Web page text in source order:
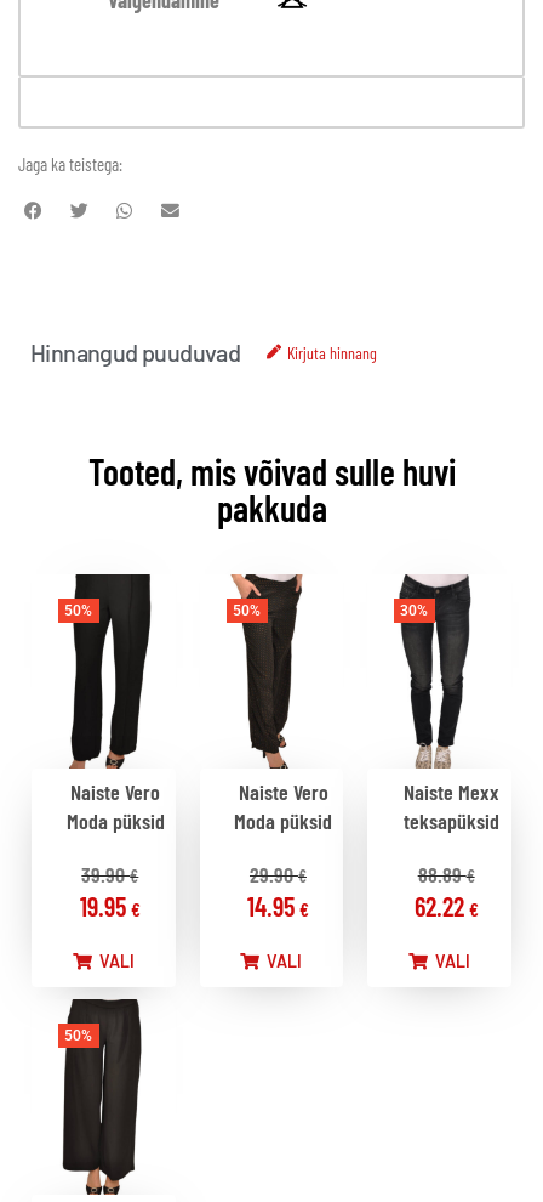
Jaga ka teistega:
Hinnangud puuduvad Kirjuta hinnang
Tooted, mis võivad sulle huvi
pakkuda
50%
Naiste Vero
Moda püksid
39.90€
19.95 €
VALI
50%
Naiste Vero
Moda püksid
29.90€
14.95 €
VALI
30%
Naiste Mexx
teksapüksid
88.89€
62.22 €
VALI
50%